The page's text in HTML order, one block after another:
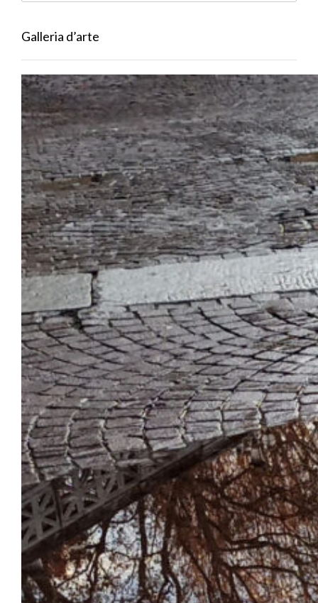
Galleria d’arte